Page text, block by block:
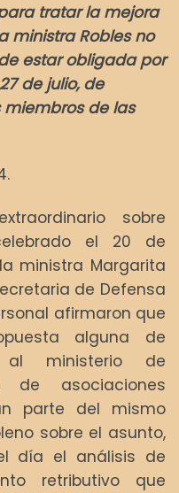
tratar la mejora
ministra Robles no
estar obligada por
de julio, de
de las
sobre
el 20 de
ministra Margarita
de Defensa
afirmaron que
alguna de
al ministerio de
de asociaciones
parte del mismo
sobre el asunto,
día el análisis de
retributivo que